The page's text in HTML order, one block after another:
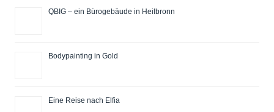
QBIG – ein Bürogebäude in Heilbronn
Bodypainting in Gold
Eine Reise nach Elfia